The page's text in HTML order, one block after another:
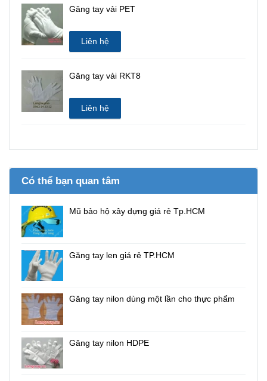
Găng tay vải PET
Liên hệ
Găng tay vải RKT8
Liên hệ
Có thể bạn quan tâm
Mũ bảo hộ xây dựng giá rẻ Tp.HCM
Găng tay len giá rẻ TP.HCM
Găng tay nilon dùng một lần cho thực phẩm
Găng tay nilon HDPE